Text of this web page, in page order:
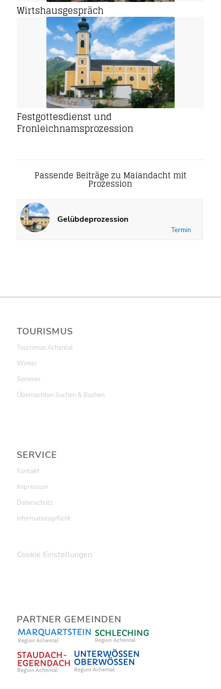
Wirtshausgespräch
Festgottesdienst und
Fronleichnamsprozession
Passende Beiträge zu Maiandacht mit
Prozession
Gelübdeprozession
Termin
TOURISMUS
Tourismus Achental
Winter
Sommer
Übernachten Suchen & Buchen
SERVICE
Kontakt
Impressum
Datenschutz
Informationspflicht
Cookie Einstellungen
PARTNER GEMEINDEN